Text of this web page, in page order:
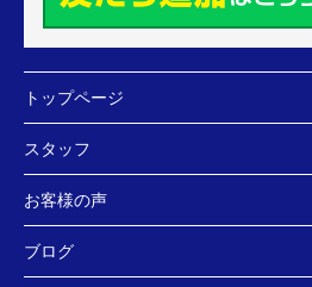
トップページ
スタッフ
お客様の声
ブログ